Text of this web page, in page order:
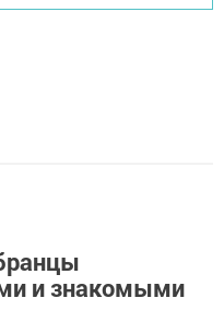
и знакомыми